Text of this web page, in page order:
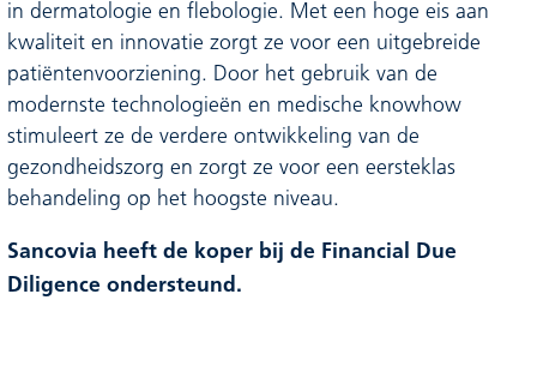
in dermatologie en flebologie. Met een hoge eis aan
kwaliteit en innovatie zorgt ze voor een uitgebreide
patiëntenvoorziening. Door het gebruik van de
modernste technologieën en medische knowhow
stimuleert ze de verdere ontwikkeling van de
gezondheidszorg en zorgt ze voor een eersteklas
behandeling op het hoogste niveau.
Sancovia heeft de koper bij de Financial Due
Diligence ondersteund.